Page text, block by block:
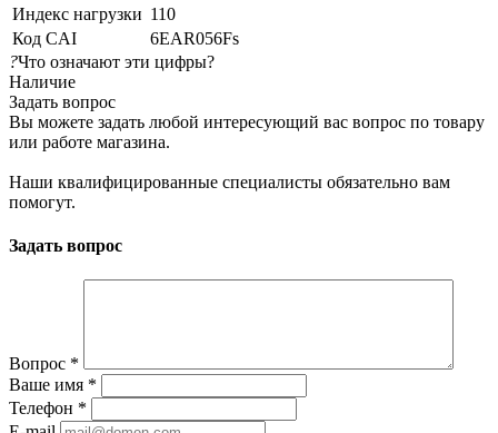
Индекс нагрузки 110
Код CAI
6EAR056Fs
?Что означают эти цифры?
Наличие
Задать вопрос
Вы можете задать любой интересующий вас вопрос по товару
или работе магазина.
Наши квалифицированные специалисты обязательно вам
помогут.
Задать вопрос
Вопрос *
Ваше имя *
Телефон *